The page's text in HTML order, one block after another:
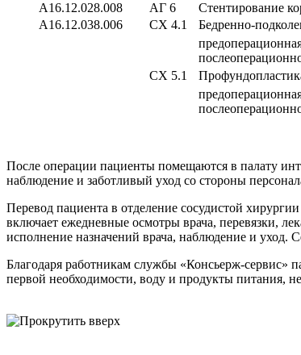
A16.12.028.008
АГ 6 Стентирование
A16.12.038.006
СХ 4.1 Бедренно-
СХ 5.1
После операции пациенты помещаются в палату
наблюдение и заботливый уход со стороны
Перевод пациента в отделение сосудистой
включает ежедневные осмотры врача, перевязки,
исполнение назначений врача, наблюдение и уход.
Благодаря работникам службы «Консьерж-сервис»
первой необходимости, воду и продукты питания,